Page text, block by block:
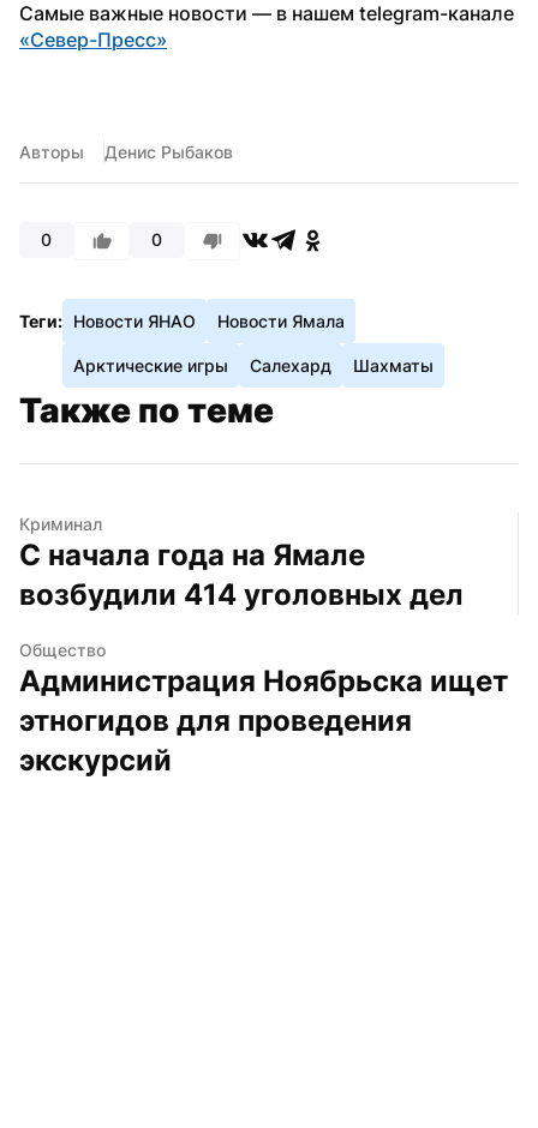
«Север-Пресс»
Авторы Денис Рыбаков
0 0
Теги: Новости ЯНАО Новости Ямала
Арктические игры Салехард Шахматы
Также по теме
Криминал
С начала года на Ямале
возбудили 414 уголовных дел
Общество
Администрация Ноябрьска ищет
этногидов для проведения
экскурсий